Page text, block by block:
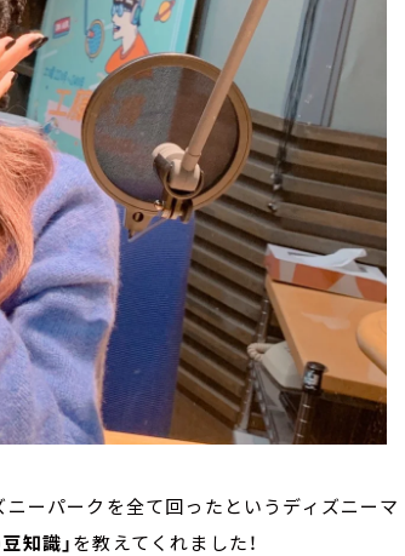
ニーパークを全て回ったというディズニーマ
知識」を教えてくれました！